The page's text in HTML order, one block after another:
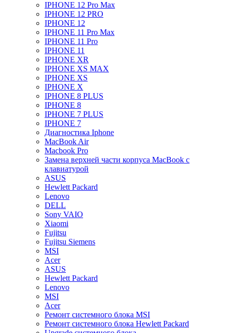
IPHONE 12 Pro Max
IPHONE 12 PRO
IPHONE 12
IPHONE 11 Pro Max
IPHONE 11 Pro
IPHONE 11
IPHONE XR
IPHONE XS MAX
IPHONE XS
IPHONE X
IPHONE 8 PLUS
IPHONE 8
IPHONE 7 PLUS
IPHONE 7
Диагностика Iphone
MacBook Air
Macbook Pro
Замена верхней части корпуса MacBook с
клавиатурой
ASUS
Hewlett Packard
Lenovo
DELL
Sony VAIO
Xiaomi
Fujitsu
Fujitsu Siemens
MSI
Acer
ASUS
Hewlett Packard
Lenovo
MSI
Acer
Ремонт системного блока MSI
Ремонт системного блока Hewlett Packard